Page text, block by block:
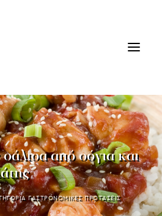
από σόγια και
ΓΑΣΤΡΟΝΟΜΙΚΕΣ ΠΡΟΤΑΣΕΙΣ